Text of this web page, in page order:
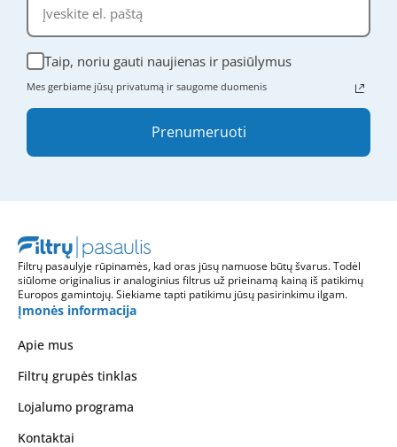
Taip, noriu gauti naujienas ir pasiūlymus
Mes gerbiame jūsų privatumą ir saugome duomenis
Prenumeruoti
Filtrų pasaulyje rūpinamės, kad oras jūsų namuose būtų švarus. Todėl
siūlome originalius ir analoginius filtrus už prieinamą kainą iš patikimų
Europos gamintojų. Siekiame tapti patikimu jūsų pasirinkimu ilgam.
Įmonės informacija
Apie mus
Filtrų grupės tinklas
Lojalumo programa
Kontaktai